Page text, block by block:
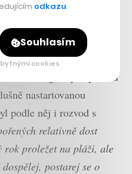
jednu zásadní
bude hodit, odjel před
se anglicky. Bylo mu
nastartovanou
podle něj i rozvod s
relativně dost
rok proležet na pláži, ale
postarej se o
odkazu.
Souhlasím
cookies